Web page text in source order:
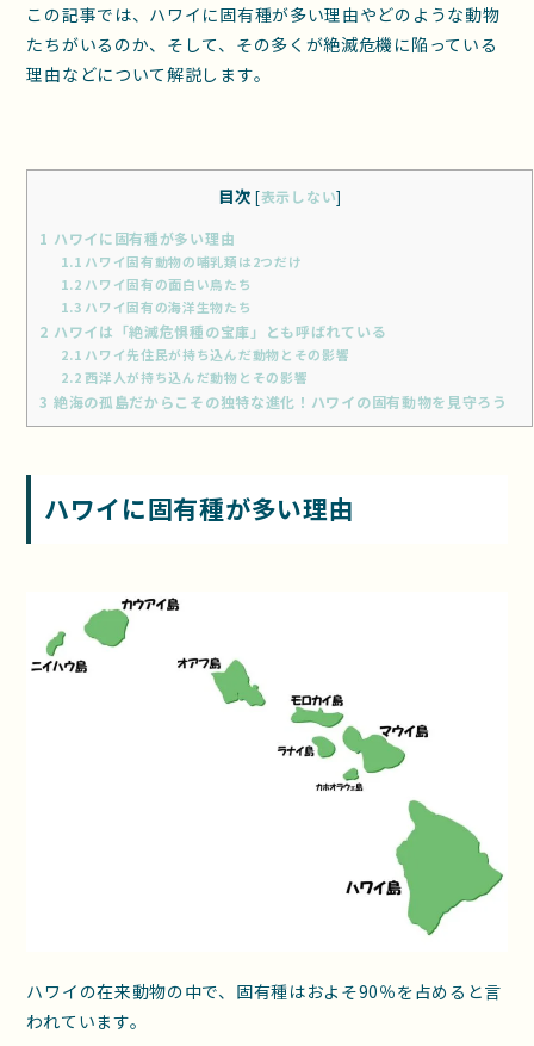
この記事では、ハワイに固有種が多い理由やどのような動物
たちがいるのか、そして、その多くが絶滅危機に陥っている
理由などについて解説します。
目次 [表示しない]
1 ハワイに固有種が多い理由
1.1 ハワイ固有動物の哺乳類は2つだけ
1.2 ハワイ固有の面白い鳥たち
1.3 ハワイ固有の海洋生物たち
2 ハワイは「絶滅危惧種の宝庫」とも呼ばれている
2.1 ハワイ先住民が持ち込んだ動物とその影響
2.2 西洋人が持ち込んだ動物とその影響
3 絶海の孤島だからこその独特な進化！ハワイの固有動物を見守ろう
ハワイに固有種が多い理由
ハワイの在来動物の中で、固有種はおよそ90％を占めると言
われています。